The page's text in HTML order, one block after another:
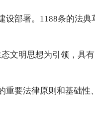
部署。1188条的法典
文明思想为引领，具
要法律原则和基础性